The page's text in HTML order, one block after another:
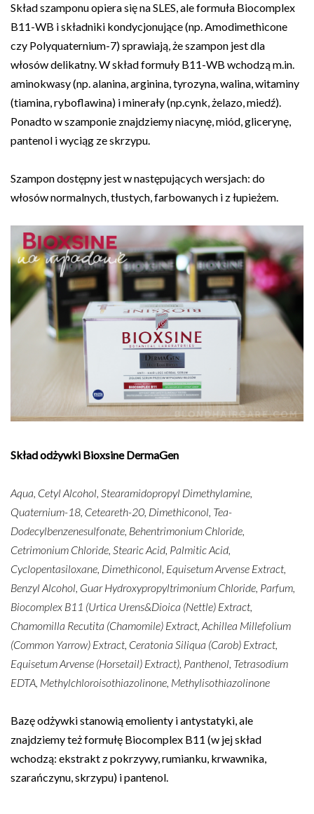
Skład szamponu opiera się na SLES, ale formuła Biocomplex
B11-WB i składniki kondycjonujące (np. Amodimethicone
czy Polyquaternium-7) sprawiają, że szampon jest dla
włosów delikatny. W skład formuły B11-WB wchodzą m.in.
aminokwasy (np. alanina, arginina, tyrozyna, walina, witaminy
(tiamina, ryboflawina) i minerały (np.cynk, żelazo, miedź).
Ponadto w szamponie znajdziemy niacynę, miód, glicerynę,
pantenol i wyciąg ze skrzypu.
Szampon dostępny jest w następujących wersjach: do
włosów normalnych, tłustych, farbowanych i z łupieżem.
Skład odżywki Bioxsine DermaGen
Aqua, Cetyl Alcohol, Stearamidopropyl Dimethylamine,
Quaternium-18, Ceteareth-20, Dimethiconol, Tea-
Dodecylbenzenesulfonate, Behentrimonium Chloride,
Cetrimonium Chloride, Stearic Acid, Palmitic Acid,
Cyclopentasiloxane, Dimethiconol, Equisetum Arvense Extract,
Benzyl Alcohol, Guar Hydroxypropyltrimonium Chloride, Parfum,
Biocomplex B11 (Urtica Urens&Dioica (Nettle) Extract,
Chamomilla Recutita (Chamomile) Extract, Achillea Millefolium
(Common Yarrow) Extract, Ceratonia Siliqua (Carob) Extract,
Equisetum Arvense (Horsetail) Extract), Panthenol, Tetrasodium
EDTA, Methylchloroisothiazolinone, Methylisothiazolinone
Bazę odżywki stanowią emolienty i antystatyki, ale
znajdziemy też formułę Biocomplex B11 (w jej skład
wchodzą: ekstrakt z pokrzywy, rumianku, krwawnika,
szarańczynu, skrzypu) i pantenol.